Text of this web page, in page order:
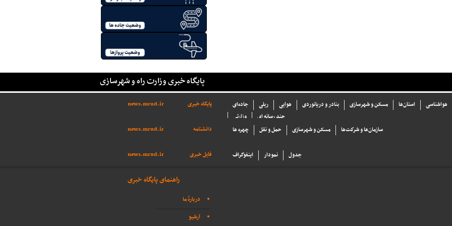
پایگاه خبری وزارت راه و شهرسازی
پایگاه خبری news.mrud.ir جاده‌ای ریلی هوایی بنادر و دریانوردی مسکن و شهرسازی استان‌ها
هواشناسی
وزارتی
چند رسانه ای
دانشنامه
news.mrud.ir چهره ها حمل و نقل مسکن و شهرسازی سازما‌ن‌ها و شركت‌ها
فایل خبری news.mrud.ir اینفوگراف نمودار جدول
راهنمای پایگاه خبری
دربارهٔ ما
آرشیو